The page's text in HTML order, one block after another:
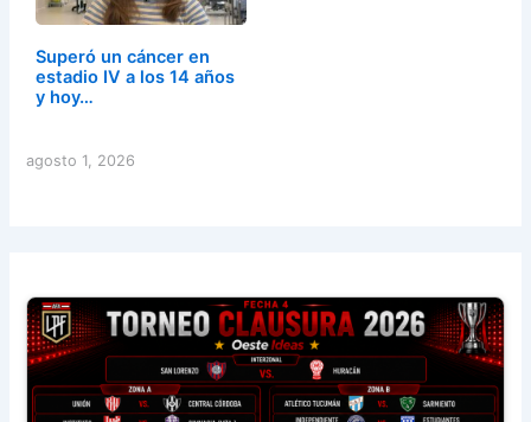
Superó un cáncer en
estadio IV a los 14 años
y hoy…
agosto 1, 2026